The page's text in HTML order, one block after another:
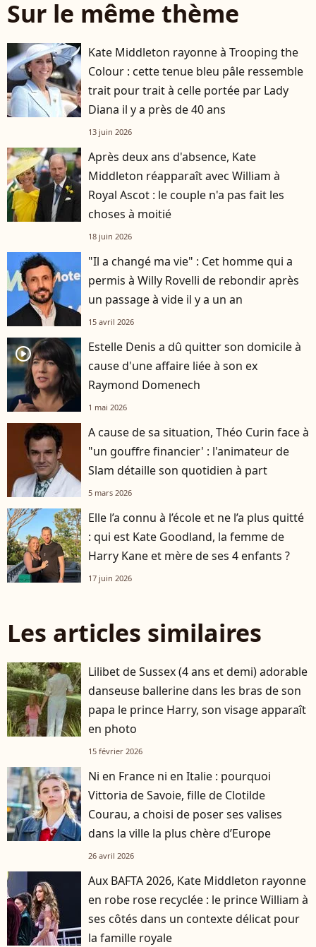
Sur le même thème
Kate Middleton rayonne à Trooping the
Colour : cette tenue bleu pâle ressemble
trait pour trait à celle portée par Lady
Diana il y a près de 40 ans
13 juin 2026
Après deux ans d'absence, Kate
Middleton réapparaît avec William à
Royal Ascot : le couple n'a pas fait les
choses à moitié
18 juin 2026
"Il a changé ma vie" : Cet homme qui a
permis à Willy Rovelli de rebondir après
un passage à vide il y a un an
15 avril 2026
player2
Estelle Denis a dû quitter son domicile à
cause d'une affaire liée à son ex
Raymond Domenech
1 mai 2026
A cause de sa situation, Théo Curin face à
"un gouffre financier' : l'animateur de
Slam détaille son quotidien à part
5 mars 2026
Elle l’a connu à l’école et ne l’a plus quitté
: qui est Kate Goodland, la femme de
Harry Kane et mère de ses 4 enfants ?
17 juin 2026
Les articles similaires
Lilibet de Sussex (4 ans et demi) adorable
danseuse ballerine dans les bras de son
papa le prince Harry, son visage apparaît
en photo
15 février 2026
Ni en France ni en Italie : pourquoi
Vittoria de Savoie, fille de Clotilde
Courau, a choisi de poser ses valises
dans la ville la plus chère d’Europe
26 avril 2026
Aux BAFTA 2026, Kate Middleton rayonne
en robe rose recyclée : le prince William à
ses côtés dans un contexte délicat pour
la famille royale